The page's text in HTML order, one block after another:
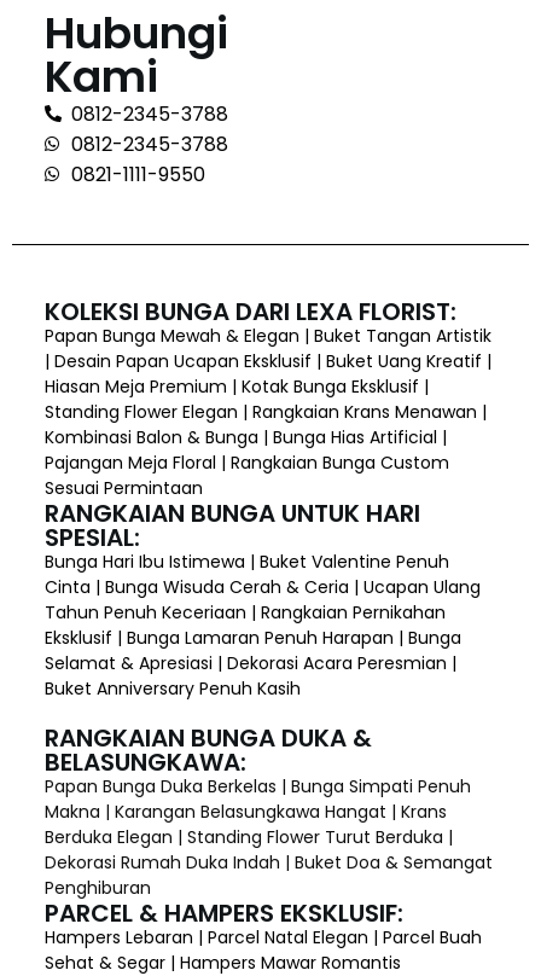
Hubungi
Kami
0812-2345-3788
0812-2345-3788
0821-1111-9550
KOLEKSI BUNGA DARI LEXA FLORIST:
Papan Bunga Mewah & Elegan | Buket Tangan Artistik
| Desain Papan Ucapan Eksklusif | Buket Uang Kreatif |
Hiasan Meja Premium | Kotak Bunga Eksklusif |
Standing Flower Elegan | Rangkaian Krans Menawan |
Kombinasi Balon & Bunga | Bunga Hias Artificial |
Pajangan Meja Floral | Rangkaian Bunga Custom
Sesuai Permintaan
RANGKAIAN BUNGA UNTUK HARI
SPESIAL:
Bunga Hari Ibu Istimewa | Buket Valentine Penuh
Cinta | Bunga Wisuda Cerah & Ceria | Ucapan Ulang
Tahun Penuh Keceriaan | Rangkaian Pernikahan
Eksklusif | Bunga Lamaran Penuh Harapan | Bunga
Selamat & Apresiasi | Dekorasi Acara Peresmian |
Buket Anniversary Penuh Kasih
RANGKAIAN BUNGA DUKA &
BELASUNGKAWA:
Papan Bunga Duka Berkelas | Bunga Simpati Penuh
Makna | Karangan Belasungkawa Hangat | Krans
Berduka Elegan | Standing Flower Turut Berduka |
Dekorasi Rumah Duka Indah | Buket Doa & Semangat
Penghiburan
PARCEL & HAMPERS EKSKLUSIF:
Hampers Lebaran | Parcel Natal Elegan | Parcel Buah
Sehat & Segar | Hampers Mawar Romantis